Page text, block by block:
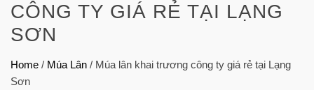
CÔNG TY GIÁ RẺ TẠI LẠNG
SƠN
Home / Múa Lân / Múa lân khai trương công ty giá rẻ tại Lạng
Sơn